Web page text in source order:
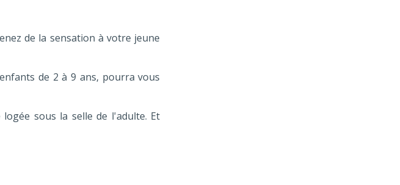
de la sensation à votre jeune
de 2 à 9 ans, pourra vous
sous la selle de l'adulte. Et